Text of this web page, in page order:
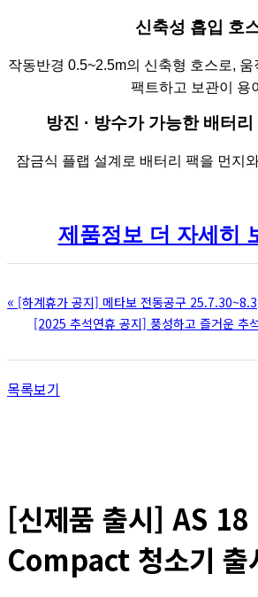
신축성 흡입 호
작동반경 0.5~2.5m의 신축형 호스로, 움
팩트하고 보관이 용이
방진 · 방수가 가능한 배터
잠금식 플랩 설계로 배터리 팩을 먼지
제품정보 더 자세히
« [하계휴가 공지] 메타보 전동공구 25.7.30~8.3
[2025 추석연휴 공지] 풍성하고 즐거운 추
목록보기
[신제품 출시] AS
Compact 청소기 출